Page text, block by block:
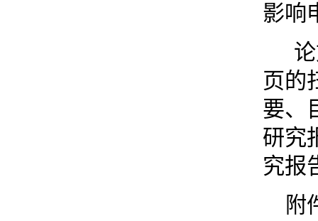
影响
页的
要、
研究
究报
附